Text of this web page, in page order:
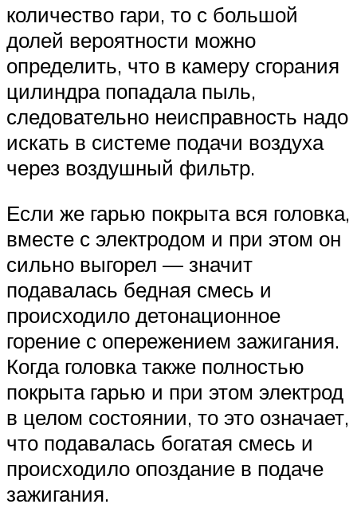
количество гари, то с большой
долей вероятности можно
определить, что в камеру сгорания
цилиндра попадала пыль,
следовательно неисправность надо
искать в системе подачи воздуха
через воздушный фильтр.
Если же гарью покрыта вся головка,
вместе с электродом и при этом он
сильно выгорел — значит
подавалась бедная смесь и
происходило детонационное
горение с опережением зажигания.
Когда головка также полностью
покрыта гарью и при этом электрод
в целом состоянии, то это означает,
что подавалась богатая смесь и
происходило опоздание в подаче
зажигания.